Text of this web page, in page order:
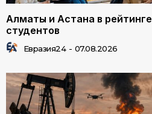
Алматы и Астана в
студентов
Евразия24 - 07.08.2026